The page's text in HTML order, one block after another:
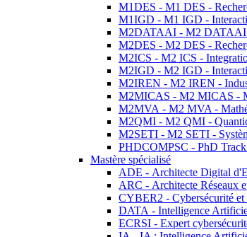
M1DES - M1 DES -
M1IGD - M1 IGD -
M2DATAAI - M2 DATAAI
M2DES - M2 DES -
M2ICS - M2 ICS -
M2IGD - M2 IGD -
M2IREN - M2 IREN -
M2MICAS - M2 MICAS -
M2MVA - M2 MVA -
M2QMI - M2 QMI -
M2SETI - M2 SETI -
PHDCOMPSC - PhD
Mastère spécialisé
ADE - Architecte Digital
ARC - Architecte Réseaux
CYBER2 - Cybersécurité et
DATA - Intelligence
ECRSI - Expert